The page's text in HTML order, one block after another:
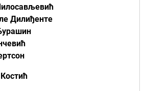
Дилиђенте